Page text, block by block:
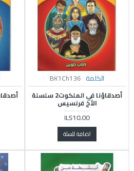
الكلمة BK1Ch136
أصدقاؤنا في الملكوت2 سلسلة
الأخ فرنسيس
ILS10.00
اضافة للسلة